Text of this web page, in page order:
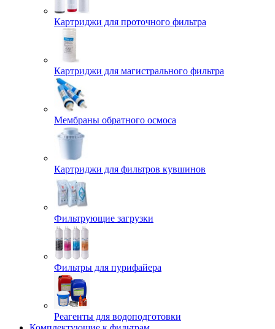
Картриджи для проточного фильтра
Картриджи для магистрального фильтра
Мембраны обратного осмоса
Картриджи для фильтров кувшинов
Фильтрующие загрузки
Фильтры для пурифайера
Реагенты для водоподготовки